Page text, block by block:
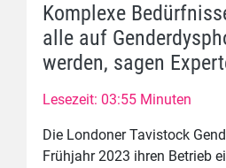
Komplexe
alle auf
werden, sagen
Lesezeit: 03:55 Minuten
Die Londoner Tavistock
Frühjahr 2023 ihren Betrieb